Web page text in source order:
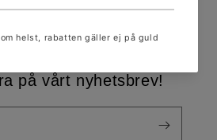
på vårt nyhetsbrev!